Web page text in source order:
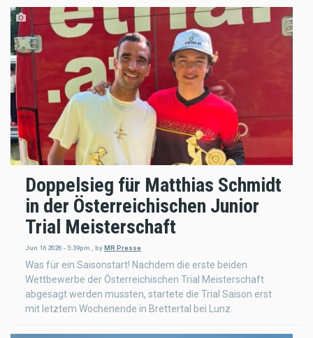
Doppelsieg für Matthias Schmidt
in der Österreichischen Junior
Trial Meisterschaft
Jun 16 2026 - 5:39pm byMR Presse
Was für ein Saisonstart! Nachdem die erste beiden
Wettbewerbe der Österreichischen Trial Meisterschaft
abgesagt werden mussten, startete die Trial Saison erst
mit letztem Wochenende in Brettertal bei Lunz.